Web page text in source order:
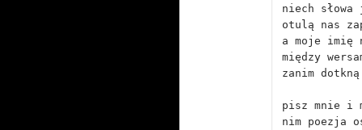
niech słowa
otulą nas
a moje imię
między
zanim
pisz mnie i
nim poezja